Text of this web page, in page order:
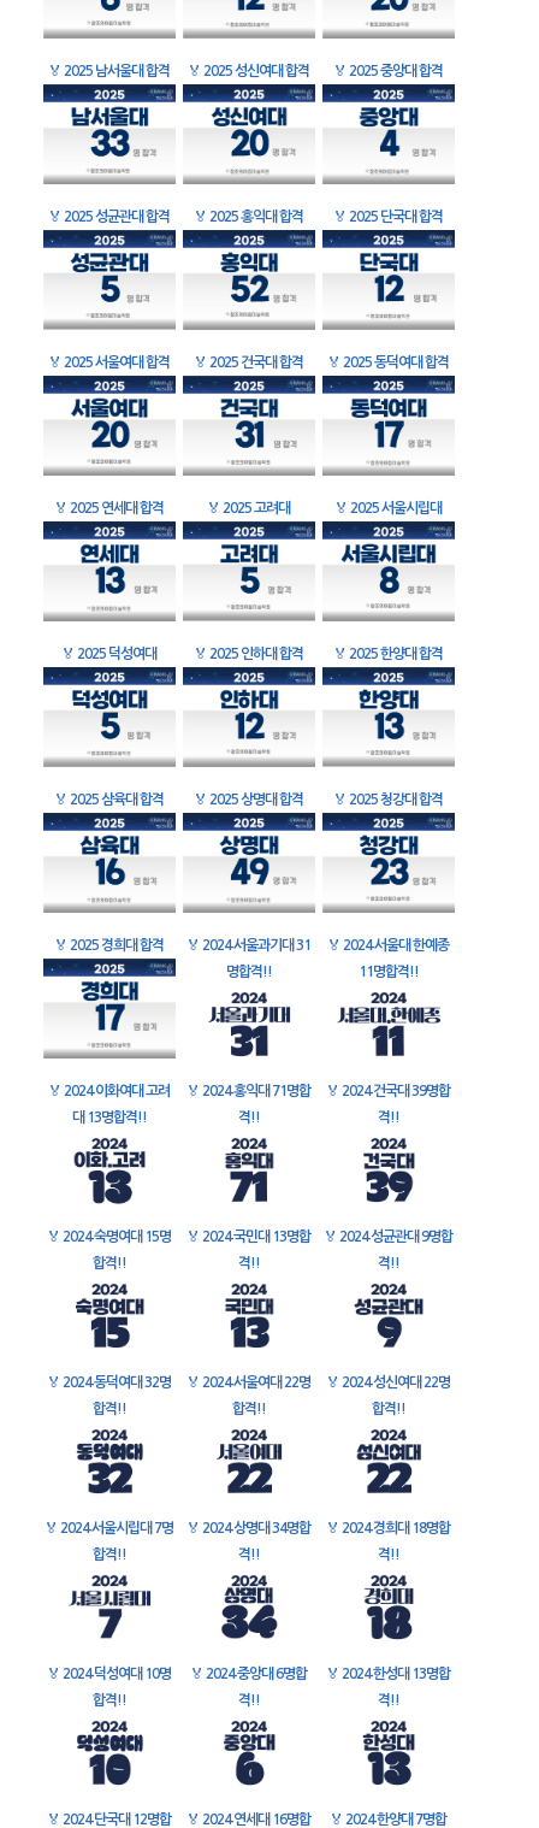
🏅 2025 남서울대 합격 🏅 2025 성신여대 합격 🏅 2025 중앙대 합격
🏅 2025 성균관대 합격 🏅 2025 홍익대 합격 🏅 2025 단국대 합격
🏅 2025 서울여대 합격 🏅 2025 건국대 합격 🏅 2025 동덕여대 합격
🏅 2025 연세대 합격 🏅 2025 고려대 🏅 2025 서울시립대
🏅 2025 덕성여대 🏅 2025 인하대 합격 🏅 2025 한양대 합격
🏅 2025 삼육대 합격 🏅 2025 상명대 합격 🏅 2025 청강대 합격
🏅 2025 경희대 합격 🏅 2024 서울과기대 31
명합격!!
🏅 2024 서울대 한예종
11명합격!!
🏅 2024 이화여대 고려
대 13명합격!!
🏅 2024 홍익대 71명합
격!!
🏅 2024 건국대 39명합
격!!
🏅 2024 숙명여대 15명
합격!!
🏅 2024 국민대 13명합
격!!
🏅 2024 성균관대 9명합
격!!
🏅 2024 동덕여대 32명
합격!!
🏅 2024 서울여대 22명
합격!!
🏅 2024 성신여대 22명
합격!!
🏅 2024 서울시립대 7명
합격!!
🏅 2024 상명대 34명합
격!!
🏅 2024 경희대 18명합
격!!
🏅 2024 덕성여대 10명
합격!!
🏅 2024 중앙대 6명합
격!!
🏅 2024 한성대 13명합
격!!
🏅 2024 단국대 12명합
🏅 2024 연세대 16명합
🏅 2024 한양대 7명합